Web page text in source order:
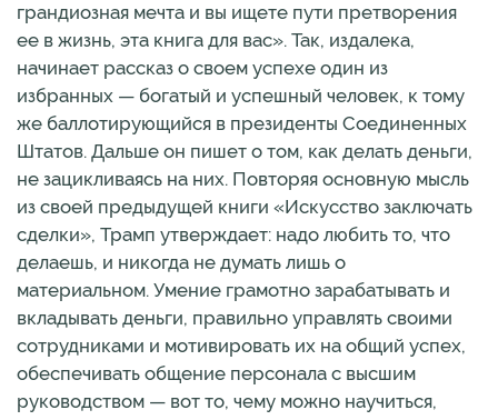
грандиозная мечта и вы ищете пути претворения
ее в жизнь, эта книга для вас». Так, издалека,
начинает рассказ о своем успехе один из
избранных — богатый и успешный человек, к тому
же баллотирующийся в президенты Соединенных
Штатов. Дальше он пишет о том, как делать деньги,
не зацикливаясь на них. Повторяя основную мысль
из своей предыдущей книги «Искусство заключать
сделки», Трамп утверждает: надо любить то, что
делаешь, и никогда не думать лишь о
материальном. Умение грамотно зарабатывать и
вкладывать деньги, правильно управлять своими
сотрудниками и мотивировать их на общий успех,
обеспечивать общение персонала с высшим
руководством — вот то, чему можно научиться,